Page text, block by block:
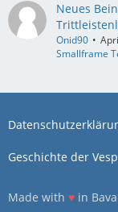
Neues
Onid90
Smallframe
Geschichte der
Made with ♥ in